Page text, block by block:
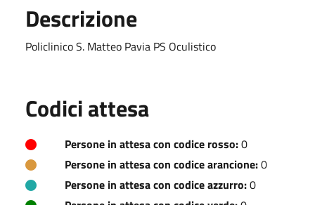
Descrizione
Policlinico S. Matteo Pavia PS Oculistico
Codici attesa
Persone in attesa con codice rosso:0
Persone in attesa con codice arancione:0
Persone in attesa con codice azzurro:0